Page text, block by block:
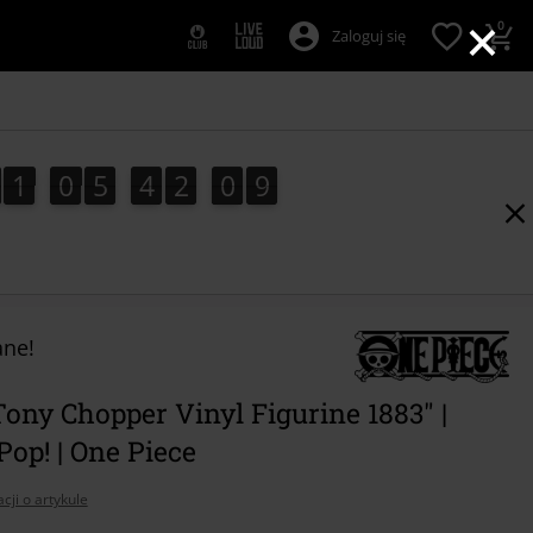
×
Zaloguj się 0
1
1 0
0 5
5 4
4 2
2 0
1
0 7
8
7
9
8
Chopper Vinyl Figurine 1883" |
| One Piece
o artykule